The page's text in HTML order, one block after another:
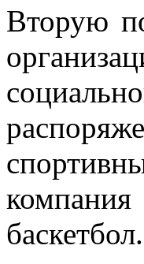
Вторую
баскетбол.